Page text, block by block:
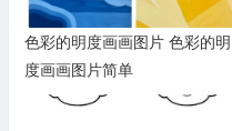
色彩的明度画画图片 色彩的明
度画画图片简单